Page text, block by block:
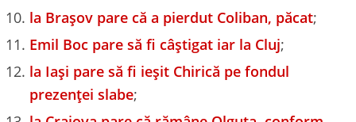
la Brașov pare că a pierdut Coliban, păcat;
Emil Boc pare să fi câștigat iar la Cluj;
la Iași pare să fi ieșit Chirică pe fondul
prezenței slabe;